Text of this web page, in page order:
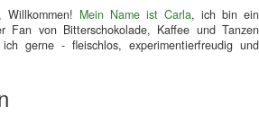
Willkommen! Mein Name ist Carla, ich bin ein
Fan von Bitterschokolade, Kaffee und Tanzen
gerne - fleischlos, experimentierfreudig und